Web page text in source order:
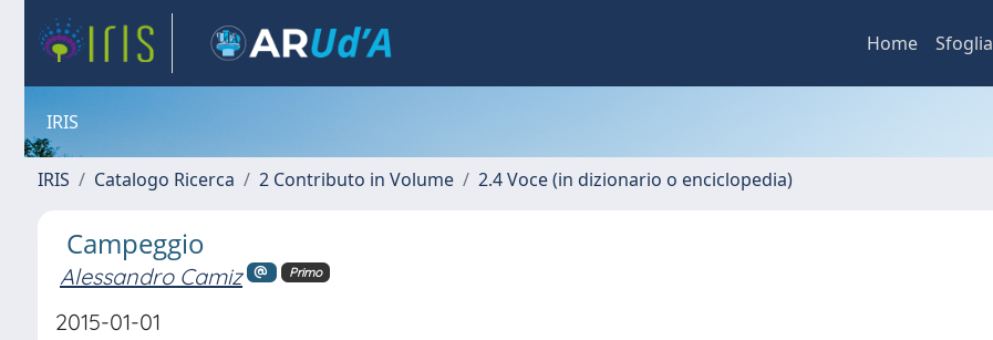
Home Sfoglia
IRIS
IRIS Catalogo Ricerca 2 Contributo in Volume 2.4 Voce (in dizionario o enciclopedia)
Campeggio
Alessandro Camiz Primo
2015-01-01